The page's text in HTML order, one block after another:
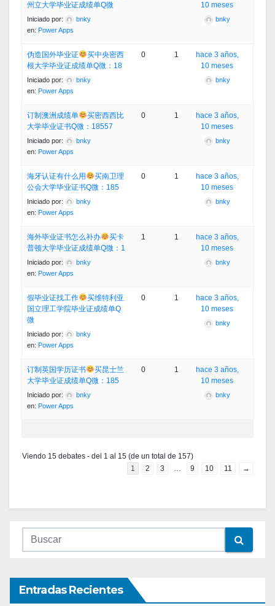
州立大学毕业证成绩单Q微
Iniciado por:
bnky
en: Power Apps
10 meses
bnky
伪造国外毕业证
买中央密西
根大学毕业证成绩单Q微：18
Iniciado por:
bnky
en: Power Apps
0 1
hace 3 años,
10 meses
bnky
订制澳洲成绩单
买密西西比
大学毕业证书Q微：18557
Iniciado por:
bnky
en: Power Apps
0 1
hace 3 años,
10 meses
bnky
海牙认证有什么用
买南卫理
公会大学毕业证书Q微：185
Iniciado por:
bnky
en: Power Apps
0 1
hace 3 años,
10 meses
bnky
海外毕业证书怎么补办
买卡
普顿大学毕业证成绩单Q微：1
Iniciado por:
bnky
en: Power Apps
1 1
hace 3 años,
10 meses
bnky
假毕业证找工作
买维特利亚
国立理工学院毕业证成绩单Q
微
Iniciado por:
bnky
en: Power Apps
0 1
hace 3 años,
10 meses
bnky
订制英国学历证书
买昆士兰
大学毕业证成绩单Q微：185
Iniciado por:
bnky
en: Power Apps
0 1
hace 3 años,
10 meses
bnky
Viendo 15 debates - del 1 al 15 (de un total de 157)
1
2 3 … 9 10 11 →
Entradas Recientes